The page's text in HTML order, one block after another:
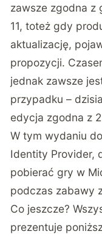
zawsze zgodna z
11, toteż gdy
aktualizację,
propozycji.
jednak zawsze
przypadku –
edycja zgodna z
W tym wydaniu
Identity Provider,
pobierać gry w
podczas zabawy
Co jeszcze?
prezentuje